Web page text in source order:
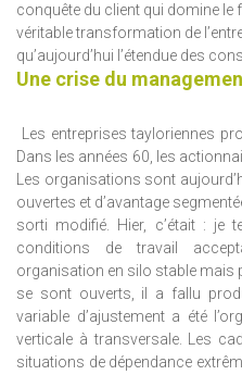
conquête du client qui domine le
véritable transformation de
qu’aujourd’hui l’étendue des
Une crise du
Les entreprises tayloriennes
Dans les années 60, les
Les organisations sont
ouvertes et d’avantage
sorti modifié. Hier, c’était : je
conditions de travail
organisation en silo stable mais
se sont ouverts, il a fallu
variable d’ajustement a été
verticale à transversale. Les
situations de dépendance